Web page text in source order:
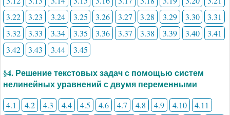
3.22
3.23 3.24 3.25 3.26 3.27 3.28 3.29 3.30
3.31
3.32
3.33 3.34 3.35 3.36 3.37 3.38 3.39 3.40
3.41
3.42
3.43 3.44 3.45
§4. Решение текстовых задач с помощью систем
нелинейных уравнений с двумя переменными
4.1 4.2 4.3 4.4 4.5 4.6 4.7 4.8 4.9 4.10
4.11